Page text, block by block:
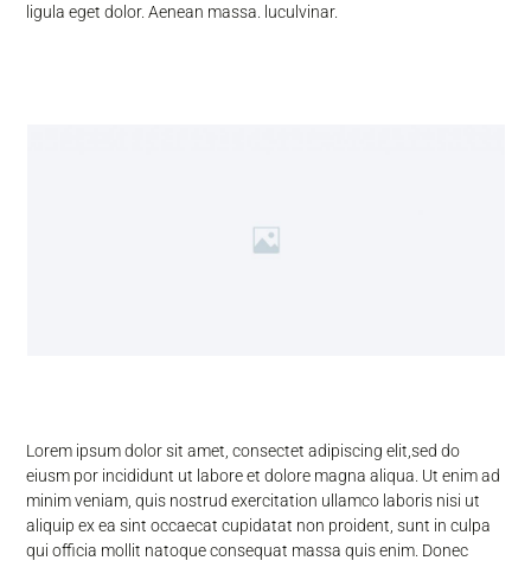
ligula eget dolor. Aenean massa. luculvinar.
Lorem ipsum dolor sit amet, consectet adipiscing elit,sed do
eiusm por incididunt ut labore et dolore magna aliqua. Ut enim ad
minim veniam, quis nostrud exercitation ullamco laboris nisi ut
aliquip ex ea sint occaecat cupidatat non proident, sunt in culpa
qui officia mollit natoque consequat massa quis enim. Donec